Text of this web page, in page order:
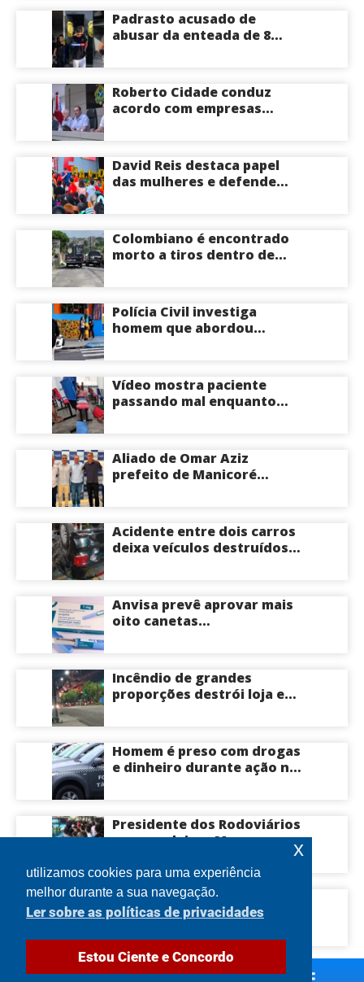
Padrasto acusado de
abusar da enteada de 8
menina pode perder o útero
Roberto Cidade conduz
acordo com empresas
David Reis destaca papel
das mulheres e defende
Almeida ao Governo do
Amazonas
Colombiano é encontrado
morto a tiros dentro de
Polícia Civil investiga
homem que abordou
Vídeo mostra paciente
passando mal enquanto
Aliado de Omar Aziz
prefeito de Manicoré
Acidente entre dois carros
deixa veículos destruídos
Anvisa prevê aprovar mais
oito canetas
Incêndio de grandes
proporções destrói loja e
Homem é preso com drogas
e dinheiro durante ação na
Presidente dos Rodoviários
ameaça deixar Manaus com
circulando na sexta-feira
(7) em plena reta eleitoral
Idoso morre após ser
atingido por tronco de
utilizamos cookies para uma experiência
melhor durante a sua navegação.
Ler sobre as políticas de privacidades
Estou Ciente e Concordo
x